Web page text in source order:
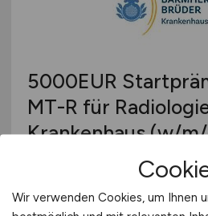
5000EUR
MT-R für
Krankenhaus(w/
Krankenhaus Barmherzige
heute
Wir verwenden Cookies, um Ihnen